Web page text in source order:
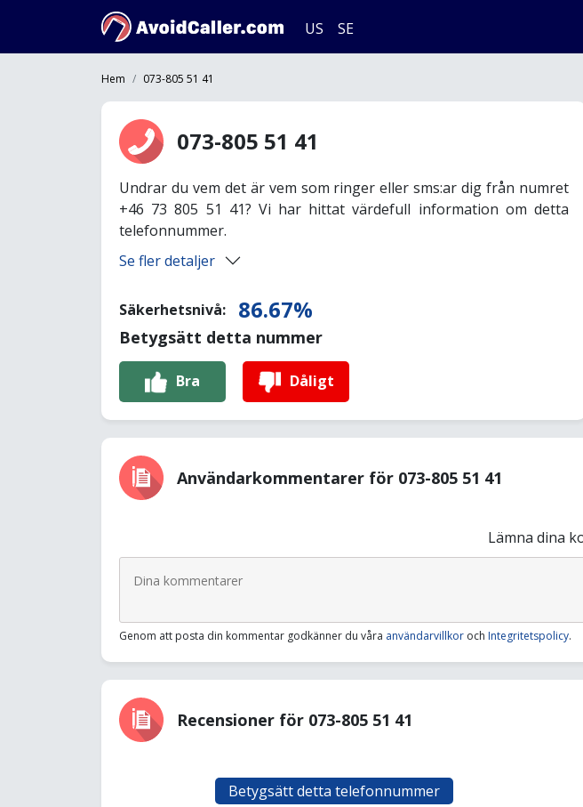
US SE
Hem 073-805 51 41
073-805 51 41
Undrar du vem det är vem som ringer eller sms:ar dig från numret
+46 73 805 51 41? Vi har hittat värdefull information om detta
telefonnummer.
Se fler detaljer
Säkerhetsnivå: 86.67%
Betygsätt detta nummer
Bra Dåligt
Användarkommentarer för 073-805 51 41
Lämna dina
Genom att posta din kommentar godkänner du våra användarvillkor och Integritetspolicy.
Recensioner för 073-805 51 41
Betygsätt detta telefonnummer